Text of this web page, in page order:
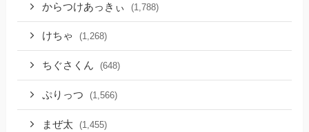
からつけあっきぃ (1,788)
けちゃ (1,268)
ちぐさくん (648)
ぷりっつ (1,566)
まぜ太 (1,455)